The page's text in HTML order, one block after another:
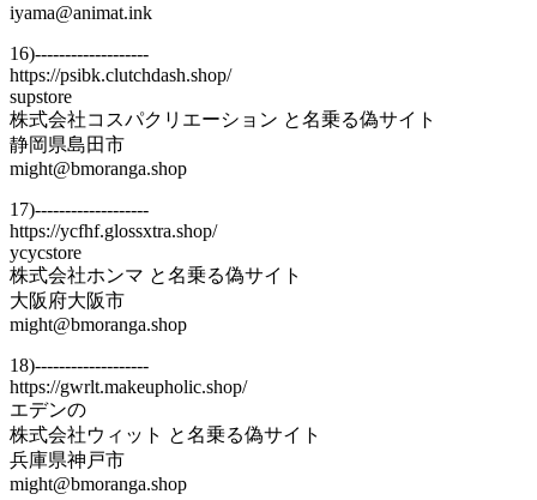
iyama@animat.ink
16)-------------------
https://psibk.clutchdash.shop/
supstore
株式会社コスパクリエーション と名乗る偽サイト
静岡県島田市
might@bmoranga.shop
17)-------------------
https://ycfhf.glossxtra.shop/
ycycstore
株式会社ホンマ と名乗る偽サイト
大阪府大阪市
might@bmoranga.shop
18)-------------------
https://gwrlt.makeupholic.shop/
エデンの
株式会社ウィット と名乗る偽サイト
兵庫県神戸市
might@bmoranga.shop